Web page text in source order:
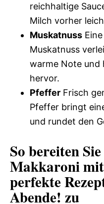
reichhaltige
Milch vorher
Muskatnuss
Muskatnuss
warme Note und
hervor.
Pfeffer Frisch
Pfeffer bringt
und rundet den
So bereiten
Makkaroni mit
perfekte
Abende! zu